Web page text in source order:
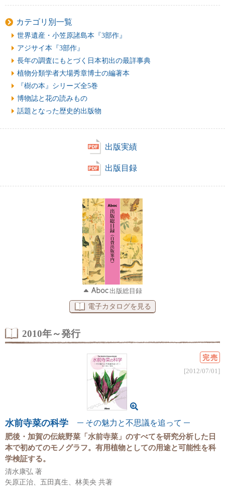
カテゴリ別一覧
世界遺産・小笠原諸島本『3部作』
アジサイ本『3部作』
長年の調査にもとづく日本初出の最詳事典
植物分類学者大場秀章博士の編著本
『樹の本』シリーズ全5巻
博物誌と花の読みもの
話題となった歴史的出版物
出版実績
出版目録
出版総目録
電子カタログを見る
2010年～発行
水前寺菜の科学
その魅力と不思議を追って
肥後・加賀の伝統野菜「水前寺菜」のすべてを研究分析した日
本で初めてのモノグラフ。有用植物としての用途と可能性を科
学検証する。
清水康弘 著
矢原正治、五田真生、林美央 共著
完売
[2012/07/01]